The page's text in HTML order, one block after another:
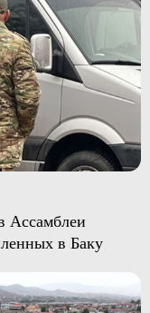
Ассамблеи
в Баку